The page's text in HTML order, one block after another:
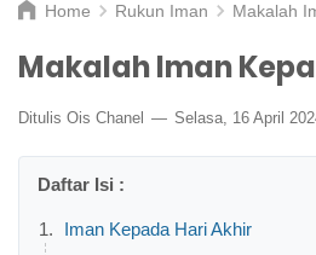
Home Rukun Iman Makalah
Makalah Iman
Ditulis Ois Chanel Selasa, 16 April
Iman Kepada Hari Akhir